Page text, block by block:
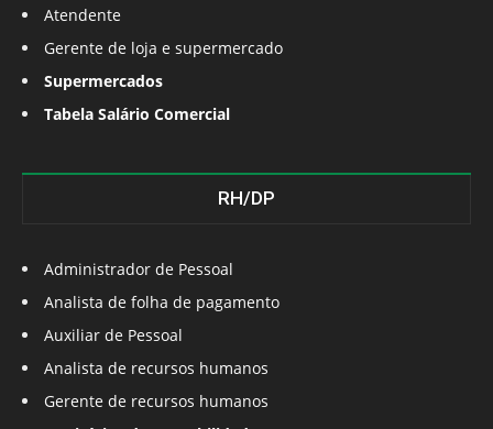
Atendente
Gerente de loja e supermercado
Supermercados
Tabela Salário Comercial
RH/DP
Administrador de Pessoal
Analista de folha de pagamento
Auxiliar de Pessoal
Analista de recursos humanos
Gerente de recursos humanos